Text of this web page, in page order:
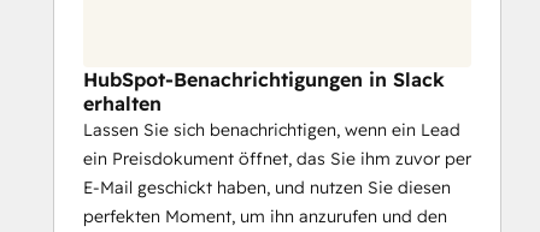
HubSpot-Benachrichtigungen in Slack
erhalten
Lassen Sie sich benachrichtigen, wenn ein Lead
ein Preisdokument öffnet, das Sie ihm zuvor per
E-Mail geschickt haben, und nutzen Sie diesen
perfekten Moment, um ihn anzurufen und den